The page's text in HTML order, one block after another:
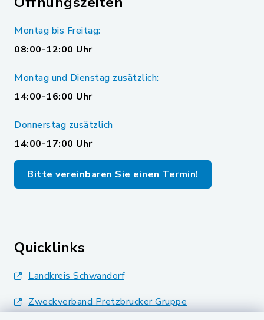
Montag bis Freitag:
08:00-12:00 Uhr
Montag und Dienstag zusätzlich:
14:00-16:00 Uhr
Donnerstag zusätzlich
14:00-17:00 Uhr
Bitte vereinbaren Sie einen Termin!
Quicklinks
Landkreis Schwandorf
Zweckverband Pretzbrucker Gruppe